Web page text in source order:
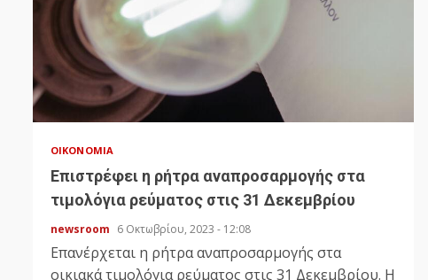
ΟΙΚΟΝΟΜΊΑ
Επιστρέφει η ρήτρα αναπροσαρμογής στα
τιμολόγια ρεύματος στις 31 Δεκεμβρίου
newsroom 6 Οκτωβρίου, 2023 - 12:08
Επανέρχεται η ρήτρα αναπροσαρμογής στα
οικιακά τιμολόγια ρεύματος στις 31 Δεκεμβρίου. Η